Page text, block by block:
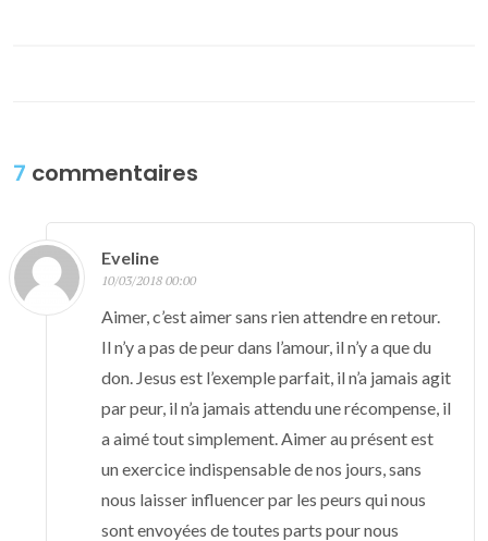
7 commentaires
Eveline
10/03/2018 00:00
Aimer, c’est aimer sans rien attendre en retour.
Il n’y a pas de peur dans l’amour, il n’y a que du
don. Jesus est l’exemple parfait, il n’a jamais agit
par peur, il n’a jamais attendu une récompense, il
a aimé tout simplement. Aimer au présent est
un exercice indispensable de nos jours, sans
nous laisser influencer par les peurs qui nous
sont envoyées de toutes parts pour nous